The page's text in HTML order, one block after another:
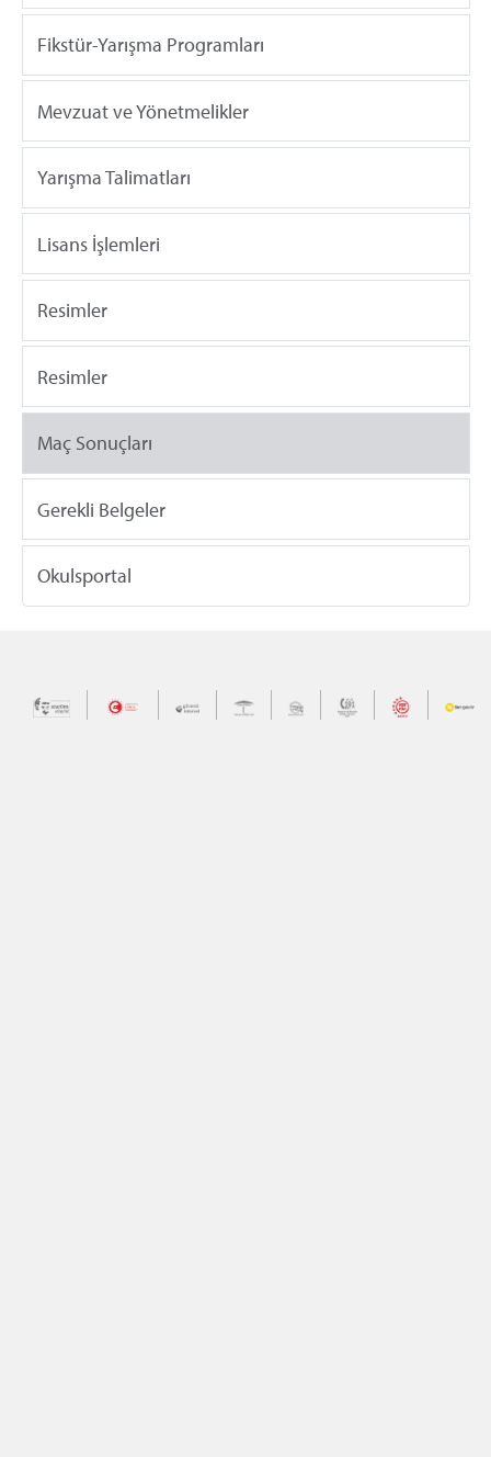
Fikstür-Yarışma Programları
Mevzuat ve Yönetmelikler
Yarışma Talimatları
Lisans İşlemleri
Resimler
Resimler
Maç Sonuçları
Gerekli Belgeler
Okulsportal